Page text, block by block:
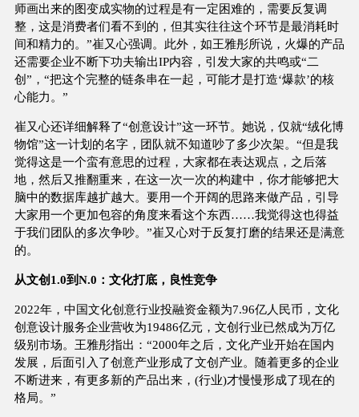
师画出来的图变成实物的过程是有一定困难的，需要反复调
整，这是消费者们看不到的，但其实往往这个环节是最消耗时
间和精力的。”崔又心强调。此外，如王雅彤所说，火爆的产品
还需要企业不断下功夫输出IP内容，引发大家的共鸣或“二
创”，“把这个完整的链条串在一起，可能才是打造‘爆款’的核
心能力。”
崔又心还详细解释了“创意设计”这一环节。她说，仅就“绒化博
物馆”这一计划的名字，团队就不知道吵了多少次架。“但是我
觉得这是一个蛮有意思的过程，大家都在表达观点，之后落
地，然后又推翻重来，在这一次一次的构建中，你才能够把大
脑中的数据库越扩越大。要用一个开阔的思路来做产品，引导
大家用一个更加包容的角度来看这个东西……我觉得这也得益
于我们团队的多次争吵。”崔又心对于反复打磨的结果还是满意
的。
从文创1.0到N.0：文化打底，良性竞争
2022年，中国文化创意行业投融资金额为7.96亿人民币，文化
创意设计服务企业营收为19486亿元，文创行业已然成为万亿
级别市场。王雅彤指出：“2000年之后，文化产业开始在国内
发展，后面引入了创意产业形成了文创产业。随着更多的企业
不断进来，有更多新的产品出来，(行业)才慢慢形成了现在的
格局。”